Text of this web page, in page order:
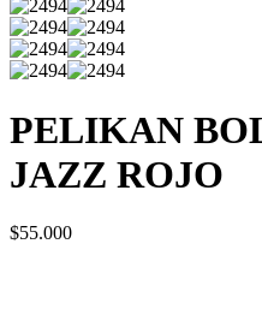
PELIKAN
JAZZ ROJO
$55.000